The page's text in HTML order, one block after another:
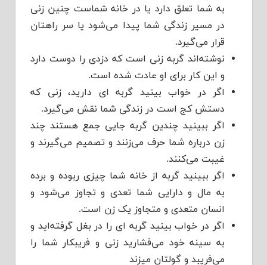
به شما تعلق دارد یا در خانه شماست چنین زنی
در مسیر زندگی شما پیدا می‌شود یا سر راهتان
قرار می‌گیرد.
نوشته‌اند گربه زنی است که دزدی را دوست دارد
و این کار برای او عادت شده است.
اگر در خواب بینید گربه ای دارید، زنی که
دستش کج است در زندگی شما نقش می‌گیرد.
اگر ببینید چندین گربه جایی جمع هستند چند
زن درباره شما حرف می‌زنند و تصمیم می‌گیرند و
غیبت می‌کنند.
اگر ببینید گربه از خانه شما چیزی ربوده و برده
به مال و دارایی شما تعدی و تجاوز می‌شود و
انسان متعدی و متجاوز یک زن است.
اگر در خواب بینید گربه ای را در بغل گرفته‌اید و
به سینه خود می‌فشارید زنی و فریبکار شما را
می‌فریبد و گولتان میزند